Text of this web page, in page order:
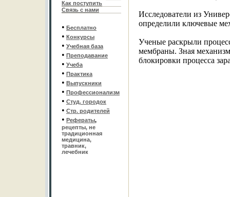
Как поступить
Связь с нами
• Бесплатно
• Конкурсы
• Учебная база
• Преподавание
• Учеба
• Практика
• Выпускники
• Профессионализм
• Студ. городок
• Стр. родителей
• Рефераты,
рецепты, не
традиционная
медицина,
травник,
лечебник
Исследователи из
определили ключевые
Ученые раскрыли
мембраны. Зная механизм
блокировки процесса